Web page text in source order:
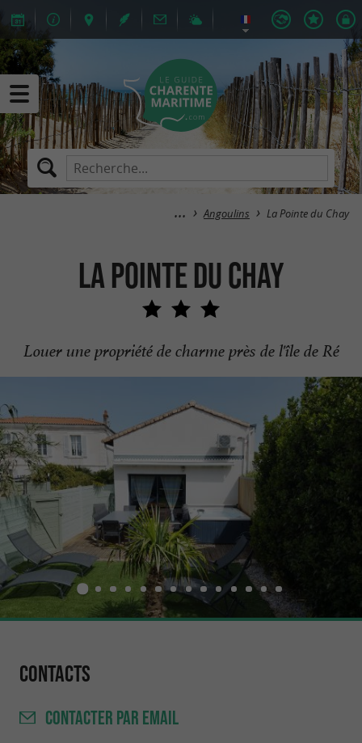
Angoulins La Pointe du Chay
La Pointe du Chay
Louer une propriété de charme près de l'île de Ré
Contacts
CONTACTER PAR EMAIL